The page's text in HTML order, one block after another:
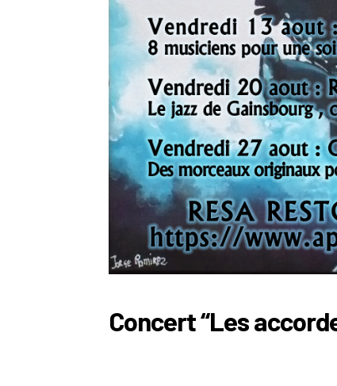
Concert “Les